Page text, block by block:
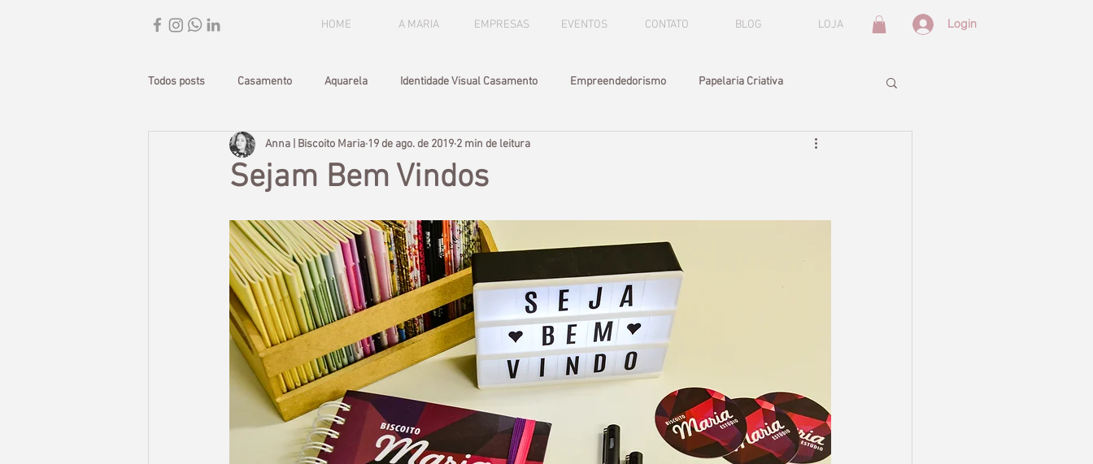
HOME A MARIA EMPRESAS EVENTOS CONTATO BLOG LOJA Login
Todos posts Casamento Aquarela Identidade Visual Casamento Empreendedorismo Papelaria Criativa
Datas Especiais
Sejam Bem Vindos
Anna | Biscoito Maria 19 de ago. de 2019 2 min de leitura